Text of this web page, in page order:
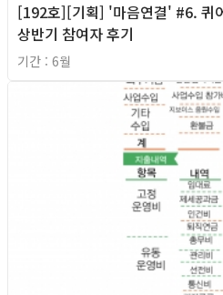
[192호][기획] '마음연결' #6. 퀴
상반기 참여자 후기
기간 : 6월